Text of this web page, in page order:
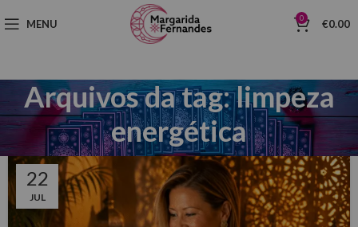
MENU 0 €0.00
Arquivos da tag: limpeza
energética
22
JUL